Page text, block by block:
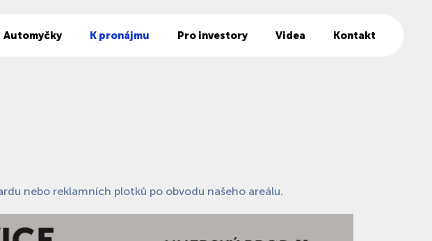
Automyčky K pronájmu Pro investory Videa Kontakt
nebo reklamních plotků po obvodu našeho areálu.